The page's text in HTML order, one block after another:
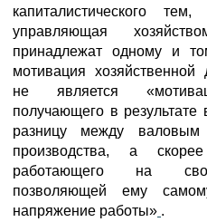
капиталистического
управляющая
принадлежат одному и
мотивация хозяйственной
не является
получающего в результате
разницу между
производства, а
работающего на
позволяющей ему
напряжение работы» .